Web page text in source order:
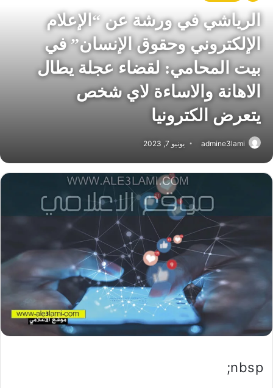
الرياشي في ورشة عن “الإعلام
الإلكتروني وحقوق الإنسان” في
بيت المحامي: لقضاء عجلة يطال
الاهانة والاساءة لاي شخص
يتعرض الكترونيا
admine3lami يونيو 7, 2023
nbsp;